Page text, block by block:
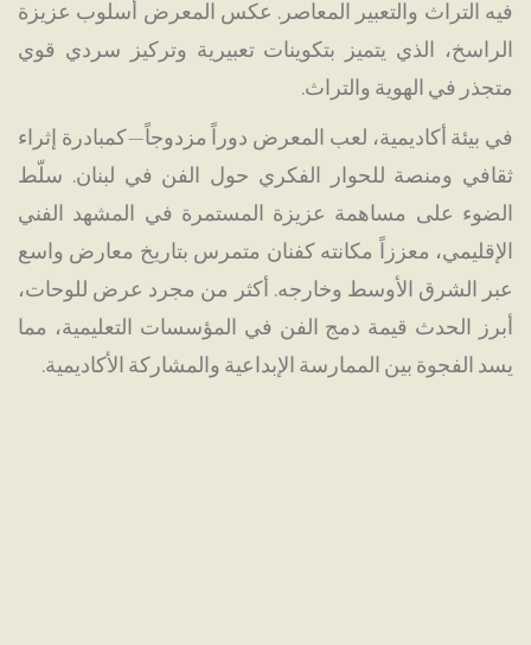
فيه التراث والتعبير المعاصر. عكس المعرض أسلوب عزيزة
الراسخ، الذي يتميز بتكوينات تعبيرية وتركيز سردي قوي
متجذر في الهوية والتراث.
في بيئة أكاديمية، لعب المعرض دوراً مزدوجاً—كمبادرة إثراء
ثقافي ومنصة للحوار الفكري حول الفن في لبنان. سلّط
الضوء على مساهمة عزيزة المستمرة في المشهد الفني
الإقليمي، معززاً مكانته كفنان متمرس بتاريخ معارض واسع
عبر الشرق الأوسط وخارجه. أكثر من مجرد عرض للوحات،
أبرز الحدث قيمة دمج الفن في المؤسسات التعليمية، مما
يسد الفجوة بين الممارسة الإبداعية والمشاركة الأكاديمية.